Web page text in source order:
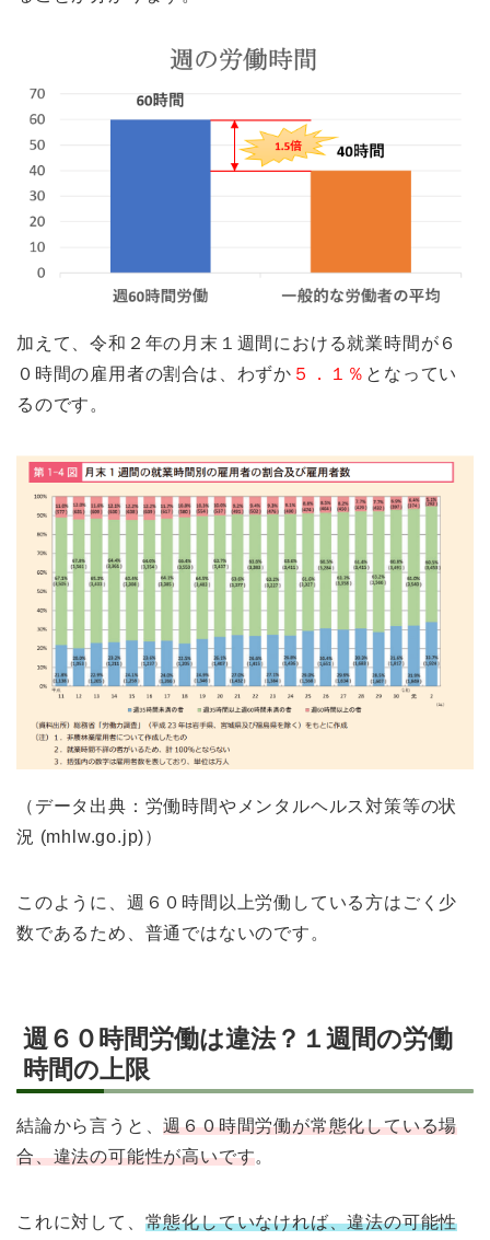
加えて、令和２年の月末１週間における就業時間が６
０時間の雇用者の割合は、わずか ５．１％ となってい
るのです。
（データ出典：労働時間やメンタルヘルス対策等の状
況 (mhlw.go.jp)）
このように、週６０時間以上労働している方はごく少
数であるため、普通ではないのです。
週６０時間労働は違法？１週間の労働
時間の上限
結論から言うと、週６０時間労働が常態化している場
合、違法の可能性が高いです。
これに対して、 常態化していなければ、違法の可能性